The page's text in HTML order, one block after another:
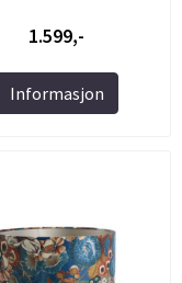
1.599,-
Informasjon